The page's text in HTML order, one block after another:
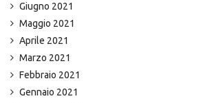
Giugno 2021
Maggio 2021
Aprile 2021
Marzo 2021
Febbraio 2021
Gennaio 2021